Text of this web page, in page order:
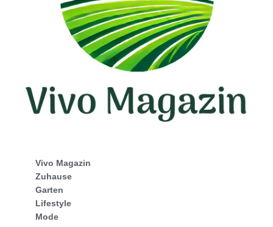
Vivo Magazin
Zuhause
Garten
Lifestyle
Mode